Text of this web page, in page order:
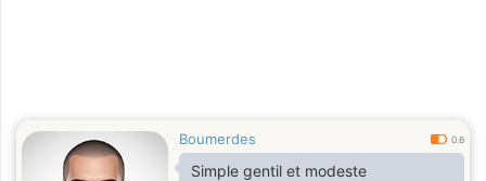
Boumerdes 0.6
Simple gentil et modeste